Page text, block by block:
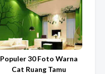
Populer 30 Foto Warna
Cat Ruang Tamu